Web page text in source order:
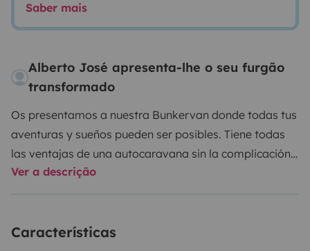
Saber mais
Alberto José apresenta-lhe o seu furgão
transformado
Os presentamos a nuestra Bunkervan donde todas tus
aventuras y sueños pueden ser posibles. Tiene todas
las ventajas de una autocaravana sin la complicación
de llevar un vehículo tan aparatoso. Puedes disfrutar
amplia nevera. Sin embargo, lo que más destacamos
Ver a descrição
Características